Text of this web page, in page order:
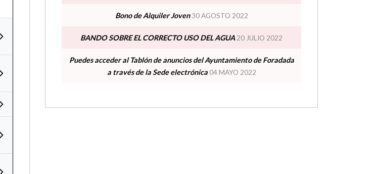
Bono de Alquiler Joven 30 AGOSTO 2022
BANDO SOBRE EL CORRECTO USO DEL AGUA 20 JULIO 2022
Puedes acceder al Tablón de anuncios del Ayuntamiento de Foradada
a través de la Sede electrónica 04 MAYO 2022